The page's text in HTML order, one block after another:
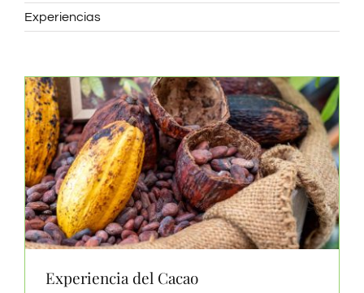
Experiencias
Experiencia del Cacao